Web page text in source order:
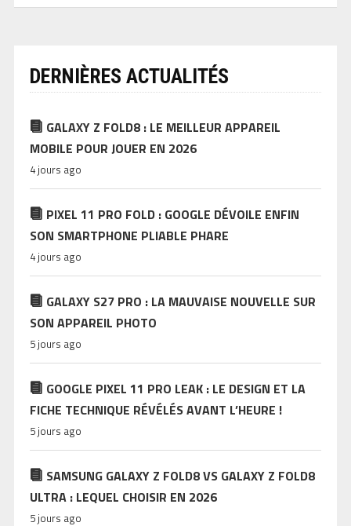
DERNIÈRES ACTUALITÉS
GALAXY Z FOLD8 : LE MEILLEUR APPAREIL
MOBILE POUR JOUER EN 2026
4 jours ago
PIXEL 11 PRO FOLD : GOOGLE DÉVOILE ENFIN
SON SMARTPHONE PLIABLE PHARE
4 jours ago
GALAXY S27 PRO : LA MAUVAISE NOUVELLE SUR
SON APPAREIL PHOTO
5 jours ago
GOOGLE PIXEL 11 PRO LEAK : LE DESIGN ET LA
FICHE TECHNIQUE RÉVÉLÉS AVANT L’HEURE !
5 jours ago
SAMSUNG GALAXY Z FOLD8 VS GALAXY Z FOLD8
ULTRA : LEQUEL CHOISIR EN 2026
5 jours ago